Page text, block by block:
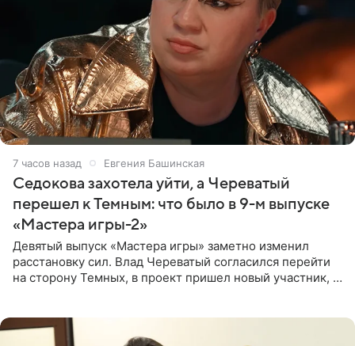
7 часов назад Евгения Башинская
Седокова захотела уйти, а Череватый
перешел к Темным: что было в 9-м выпуске
«Мастера игры-2»
Девятый выпуск «Мастера игры» заметно изменил
расстановку сил. Влад Череватый согласился перейти
на сторону Темных, в проект пришел новый участник, а